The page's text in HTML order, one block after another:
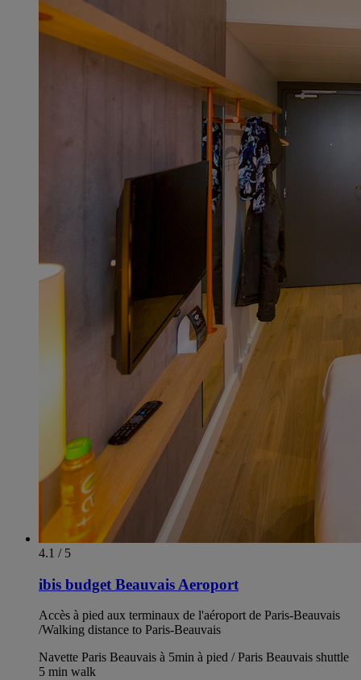
4.1 / 5
ibis budget Beauvais Aeroport
Accès à pied aux terminaux de l'aéroport de Paris-Beauvais
/Walking distance to Paris-Beauvais
Navette Paris Beauvais à 5min à pied / Paris Beauvais shuttle
5 min walk